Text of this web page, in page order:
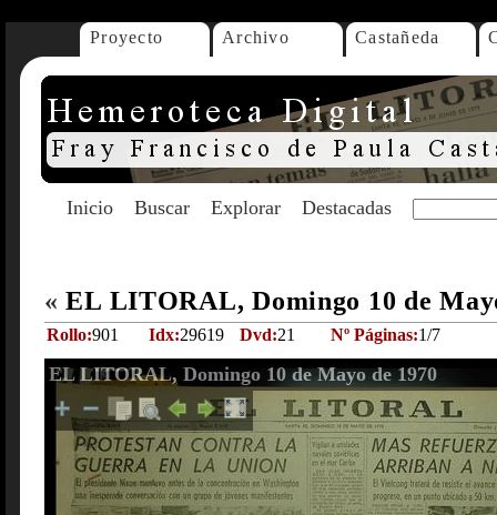
Proyecto Archivo Castañeda
Inicio Buscar Explorar Destacadas
« EL LITORAL, Domingo 10 de
Rollo:901 Idx:29619 Dvd:21 Nº Páginas:1/7
EL LITORAL, Domingo 10 de Mayo de 1970